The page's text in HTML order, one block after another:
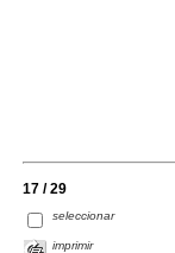
17 / 29
seleccionar
imprimir